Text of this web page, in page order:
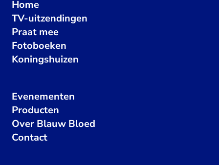
Home
TV-uitzendingen
Praat mee
Fotoboeken
Koningshuizen
Evenementen
Producten
Over Blauw Bloed
Contact